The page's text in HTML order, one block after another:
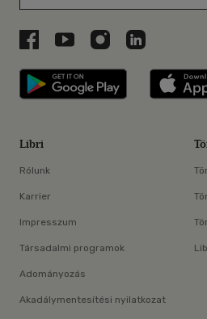
Libri a Facebookon
Libri a Youtube-on
Libri azLibri a
Libri
Libri
Rólunk
Karrier
Impresszum
Társadalmi programok
Adományozás
Akadálymentesítési nyilatkozat